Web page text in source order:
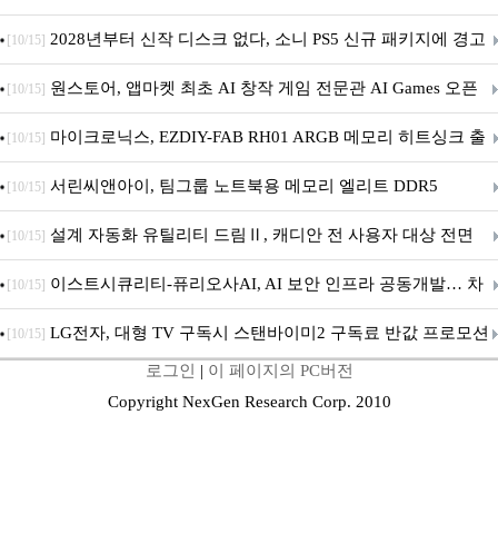
개막... 22일간 진행
[10/15] 2028년부터 신작 디스크 없다, 소니 PS5 신규 패키지에 경고
문 추가
[10/15] 원스토어, 앱마켓 최초 AI 창작 게임 전문관 AI Games 오픈
[10/15] 마이크로닉스, EZDIY-FAB RH01 ARGB 메모리 히트싱크 출
시
[10/15] 서린씨앤아이, 팀그룹 노트북용 메모리 엘리트 DDR5
5600MHz 16GB 출시
[10/15] 설계 자동화 유틸리티 드림Ⅱ, 캐디안 전 사용자 대상 전면
무상 배포
[10/15] 이스트시큐리티-퓨리오사AI, AI 보안 인프라 공동개발… 차
세대 AI 보안 플랫폼 구축
[10/15] LG전자, 대형 TV 구독시 스탠바이미2 구독료 반값 프로모션
로그인 | 이 페이지의 PC버전
Copyright NexGen Research Corp. 2010